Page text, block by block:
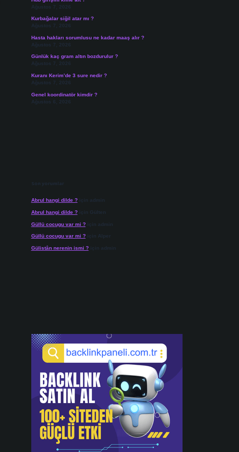
Ağustos 7, 2026
Kurbağalar siğil atar mı ?
Ağustos 7, 2026
Hasta hakları sorumlusu ne kadar maaş alır ?
Ağustos 7, 2026
Günlük kaç gram altın bozdurulur ?
Ağustos 7, 2026
Kuranı Kerim’de 3 sure nedir ?
Ağustos 7, 2026
Genel koordinatör kimdir ?
Ağustos 6, 2026
Son yorumlar
Abrul hangi dilde ?için admin
Abrul hangi dilde ?için Gülten
Güllü cocugu var mi ?için admin
Güllü cocugu var mi ?için Alper
Gülistân nerenin ismi ?için admin